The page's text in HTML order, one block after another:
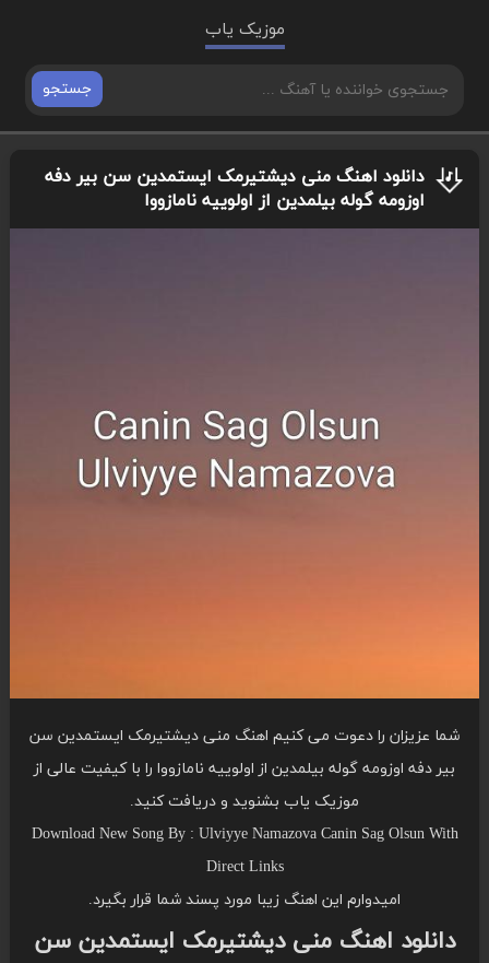
موزیک یاب
جستجو
دانلود اهنگ منی دیشتیرمک ایستمدین سن بیر دفه
اوزومه گوله بیلمدین از اولوییه نامازووا
شما عزیزان را دعوت می کنیم اهنگ منی دیشتیرمک ایستمدین سن
بیر دفه اوزومه گوله بیلمدین از اولوییه نامازووا را با کیفیت عالی از
موزیک یاب بشنوید و دریافت کنید.
Download New Song By : Ulviyye Namazova Canin Sag Olsun With
Direct Links
امیدوارم این اهنگ زیبا مورد پسند شما قرار بگیرد.
دانلود اهنگ منی دیشتیرمک ایستمدین سن